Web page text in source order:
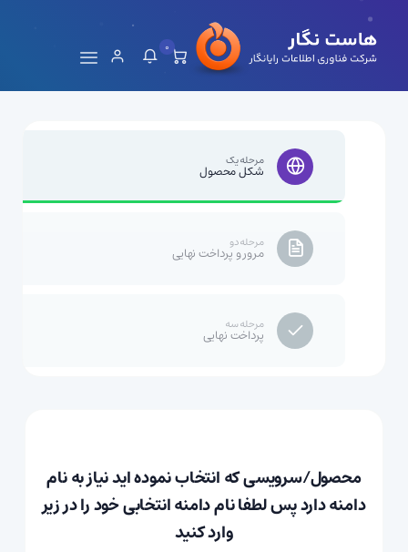
0
مرحله یک
شکل محصول
مرحله دو
مرور و پرداخت نهایی
مرحله سه
پرداخت نهایی
محصول/سرویسی که انتخاب نموده اید نیاز به نام
دامنه دارد پس لطفا نام دامنه انتخابی خود را در زیر
وارد کنید